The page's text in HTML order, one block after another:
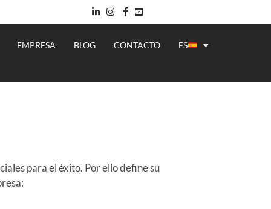
EMPRESA BLOG CONTACTO ES
para el éxito. Por ello define su